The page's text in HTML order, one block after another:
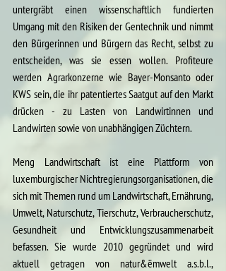
untergräbt einen wissenschaftlich fundierten
Umgang mit den Risiken der Gentechnik und nimmt
den Bürgerinnen und Bürgern das Recht, selbst zu
entscheiden, was sie essen wollen. Profiteure
werden Agrarkonzerne wie Bayer-Monsanto oder
KWS sein, die ihr patentiertes Saatgut auf den Markt
drücken - zu Lasten von Landwirtinnen und
Landwirten sowie von unabhängigen Züchtern.
Meng Landwirtschaft ist eine Plattform von
luxemburgischer Nichtregierungsorganisationen, die
sich mit Themen rund um Landwirtschaft, Ernährung,
Umwelt, Naturschutz, Tierschutz, Verbraucherschutz,
Gesundheit und Entwicklungszusammenarbeit
befassen. Sie wurde 2010 gegründet und wird
aktuell getragen von natur&ëmwelt a.s.b.l.,